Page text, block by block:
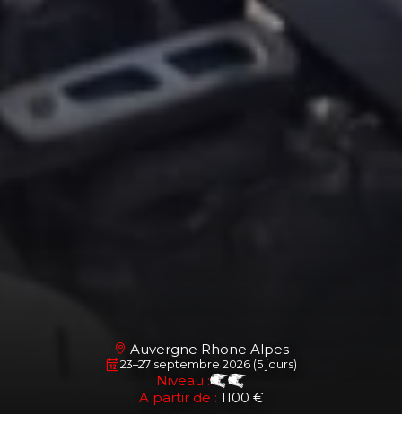
Auvergne Rhone Alpes
23–27 septembre 2026 (5 jours)
Niveau :
A partir de : 1100 €